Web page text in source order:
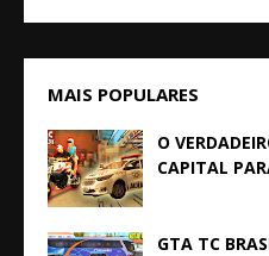
MAIS POPULARES
O
CAPITAL
GTA TC